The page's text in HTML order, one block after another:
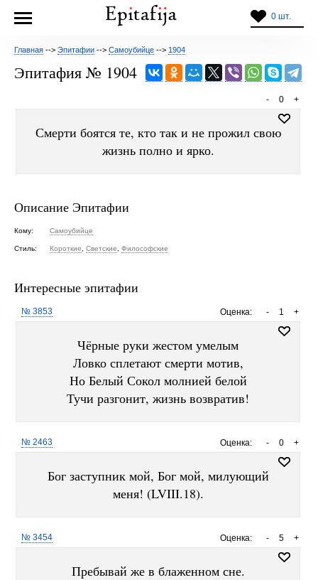
0 шт.
Главная --> Эпитафии --> Самоубийце --> 1904
Эпитафия № 1904
+
0
-
Смерти боятся те, кто так и не прожил свою
жизнь полно и ярко.
Описание Эпитафии
Кому: Самоубийце
Стиль: Короткие Светские Философские
Интересные эпитафии
Оценка: +
1
-
№ 3853
Чёрные руки жестом умелым
Ловко сплетают смерти мотив,
Но Белый Сокол молнией белой
Тучи разгонит, жизнь возвратив!
Оценка: +
0
-
№ 2463
Бог заступник мой, Бог мой, милующий
меня! (LVIII.18).
Оценка: +
5
-
№ 3454
Пребывай же в блаженном сне.